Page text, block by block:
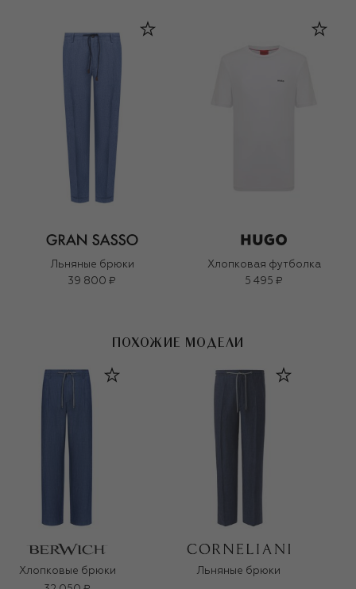
Льняные брюки
39 800 ₽
Хлопковая футболка
5 495 ₽
ПОХОЖИЕ МОДЕЛИ
Хлопковые брюки
Льняные брюки